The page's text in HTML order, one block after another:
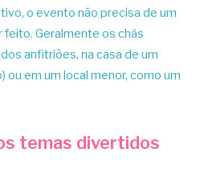
o evento não precisa de um
feito. Geralmente os chás
anfitriões, na casa de um
ou em um local menor, como um
temas divertidos